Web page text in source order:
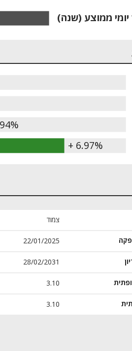
יומי ממוצע (שנה)
+ 6.97%
צמוד
22/01/2025
28/02/2031
3.10
3.10